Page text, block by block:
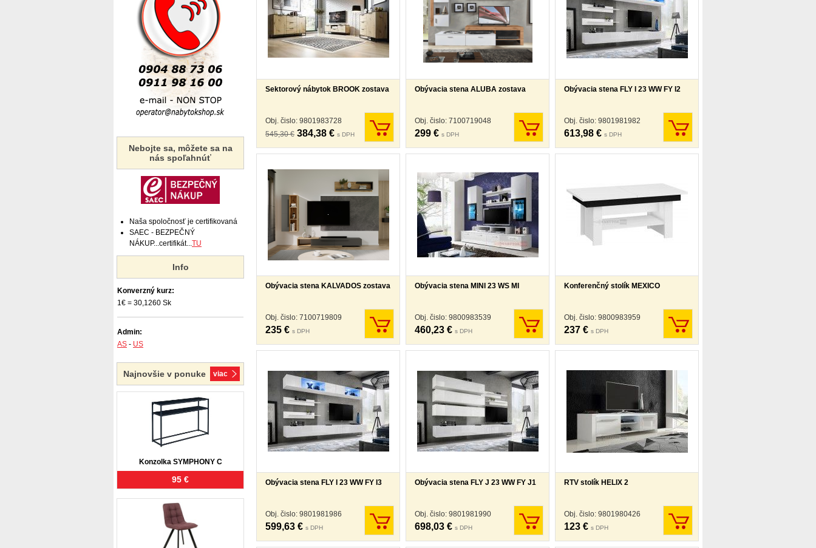
Sektorový nábytok BROOK zostava
Obj. čislo: 9801983728
545,30 € 384,38 € s DPH
Obývacia stena ALUBA zostava
Obj. čislo: 7100719048
299 € s DPH
Obývacia stena FLY I 23 WW FY I2
Obj. čislo: 9801981982
613,98 € s DPH
Obývacia stena KALVADOS zostava
Obj. čislo: 7100719809
235 € s DPH
Obývacia stena MINI 23 WS MI
Obj. čislo: 9800983539
460,23 € s DPH
Konferenčný stolík MEXICO
Obj. čislo: 9800983959
237 € s DPH
Obývacia stena FLY I 23 WW FY I3
Obj. čislo: 9801981986
599,63 € s DPH
Obývacia stena FLY J 23 WW FY J1
Obj. čislo: 9801981990
698,03 € s DPH
RTV stolík HELIX 2
Obj. čislo: 9801980426
123 € s DPH
Nebojte sa, môžete sa na
nás spoľahnúť
Naša spoločnosť je certifikovaná
SAEC - BEZPEČNÝ
NÁKUP...certifikát...TU
Info
Konverzný kurz:
1€ = 30,1260 Sk
Admin:
AS - US
Najnovšie v ponuke viac
Konzolka SYMPHONY C
95 €